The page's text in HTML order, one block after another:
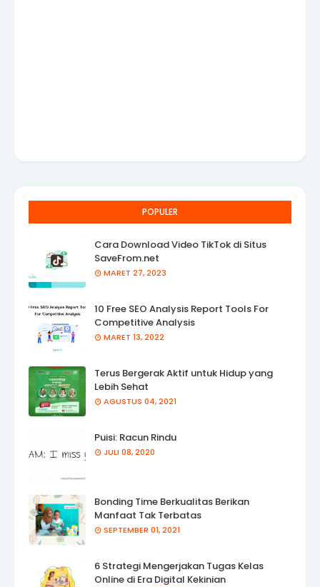
POPULER
Cara Download Video TikTok di Situs
SaveFrom.net
MARET 27, 2023
10 Free SEO Analysis Report Tools For
Competitive Analysis
MARET 13, 2022
Terus Bergerak Aktif untuk Hidup yang
Lebih Sehat
AGUSTUS 04, 2021
Puisi: Racun Rindu
JULI 08, 2020
Bonding Time Berkualitas Berikan
Manfaat Tak Terbatas
SEPTEMBER 01, 2021
6 Strategi Mengerjakan Tugas Kelas
Online di Era Digital Kekinian